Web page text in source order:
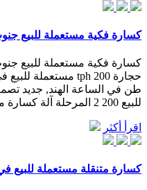
كسارة فكية مستعملة للبيع
للبيع 200 2 المرحلة آلة كسارة متنقلة كسارات ثابتة, 200 ...
اقرأ أكثر
كسارة متنقلة مستعملة للبيع في